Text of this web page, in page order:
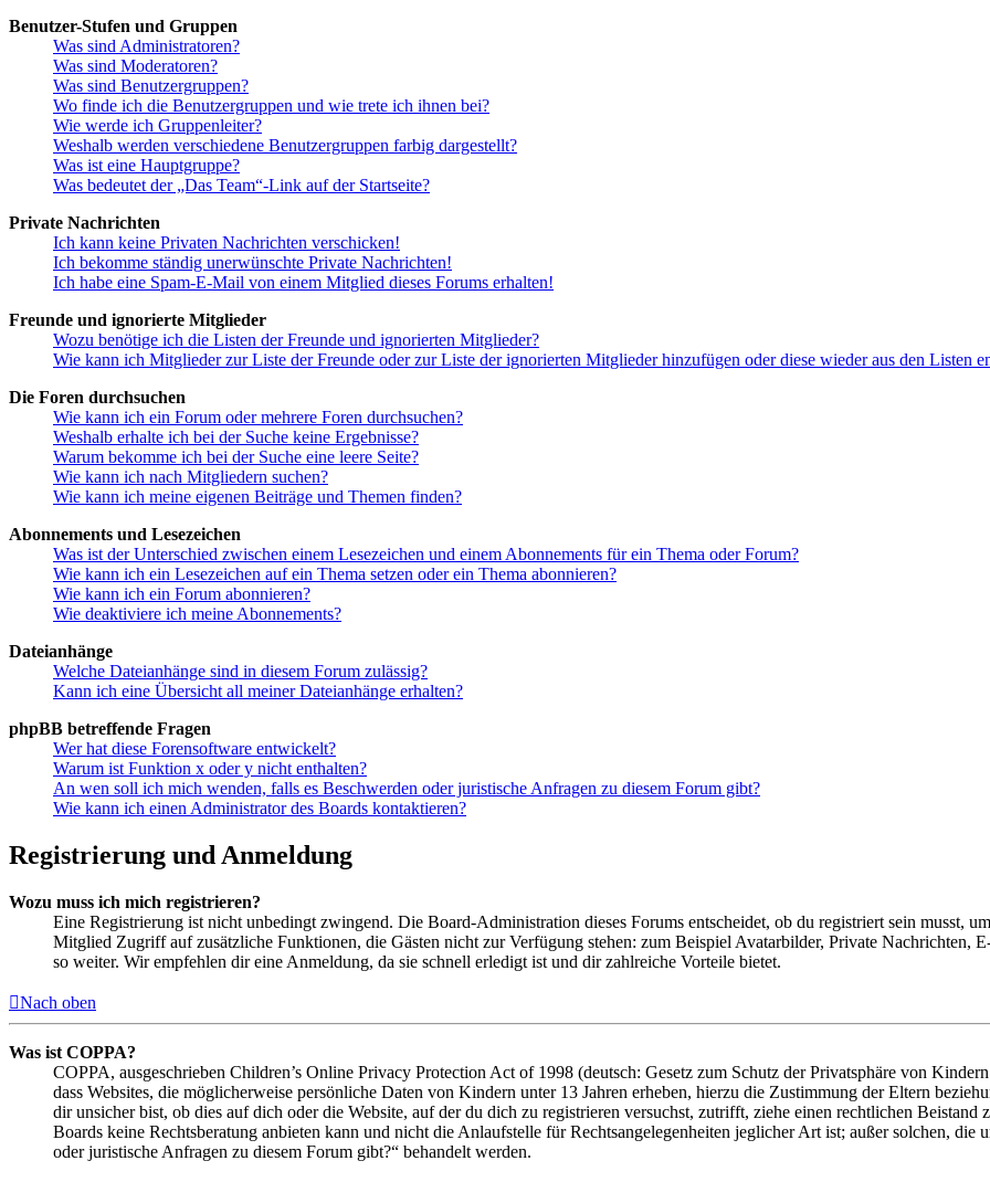
Benutzer-Stufen und Gruppen
Was sind Administratoren?
Was sind Moderatoren?
Was sind Benutzergruppen?
Wo finde ich die Benutzergruppen und wie trete ich ihnen bei?
Wie werde ich Gruppenleiter?
Weshalb werden verschiedene Benutzergruppen farbig dargestellt?
Was ist eine Hauptgruppe?
Was bedeutet der „Das Team“-Link auf der Startseite?
Private Nachrichten
Ich kann keine Privaten Nachrichten verschicken!
Ich bekomme ständig unerwünschte Private Nachrichten!
Ich habe eine Spam-E-Mail von einem Mitglied dieses Forums erhalten!
Freunde und ignorierte Mitglieder
Wozu benötige ich die Listen der Freunde und ignorierten Mitglieder?
Wie kann ich Mitglieder zur Liste der Freunde oder zur Liste der ignorierten Mitglieder hinzufügen oder diese wieder aus den Listen
Die Foren durchsuchen
Wie kann ich ein Forum oder mehrere Foren durchsuchen?
Weshalb erhalte ich bei der Suche keine Ergebnisse?
Warum bekomme ich bei der Suche eine leere Seite?
Wie kann ich nach Mitgliedern suchen?
Wie kann ich meine eigenen Beiträge und Themen finden?
Abonnements und Lesezeichen
Was ist der Unterschied zwischen einem Lesezeichen und einem Abonnements für ein Thema oder Forum?
Wie kann ich ein Lesezeichen auf ein Thema setzen oder ein Thema abonnieren?
Wie kann ich ein Forum abonnieren?
Wie deaktiviere ich meine Abonnements?
Dateianhänge
Welche Dateianhänge sind in diesem Forum zulässig?
Kann ich eine Übersicht all meiner Dateianhänge erhalten?
phpBB betreffende Fragen
Wer hat diese Forensoftware entwickelt?
Warum ist Funktion x oder y nicht enthalten?
An wen soll ich mich wenden, falls es Beschwerden oder juristische Anfragen zu diesem Forum gibt?
Wie kann ich einen Administrator des Boards kontaktieren?
Registrierung und Anmeldung
Wozu muss ich mich registrieren?
Eine Registrierung ist nicht unbedingt zwingend. Die Board-Administration dieses Forums entscheidet, ob du registriert sein musst,
Mitglied Zugriff auf zusätzliche Funktionen, die Gästen nicht zur Verfügung stehen: zum Beispiel Avatarbilder, Private Nachrichten,
so weiter. Wir empfehlen dir eine Anmeldung, da sie schnell erledigt ist und dir zahlreiche Vorteile bietet.
Nach oben
Was ist COPPA?
COPPA, ausgeschrieben Children’s Online Privacy Protection Act of 1998 (deutsch: Gesetz zum Schutz der Privatsphäre von
dass Websites, die möglicherweise persönliche Daten von Kindern unter 13 Jahren erheben, hierzu die Zustimmung der Eltern
dir unsicher bist, ob dies auf dich oder die Website, auf der du dich zu registrieren versuchst, zutrifft, ziehe einen rechtlichen
Boards keine Rechtsberatung anbieten kann und nicht die Anlaufstelle für Rechtsangelegenheiten jeglicher Art ist; außer solchen,
oder juristische Anfragen zu diesem Forum gibt?“ behandelt werden.